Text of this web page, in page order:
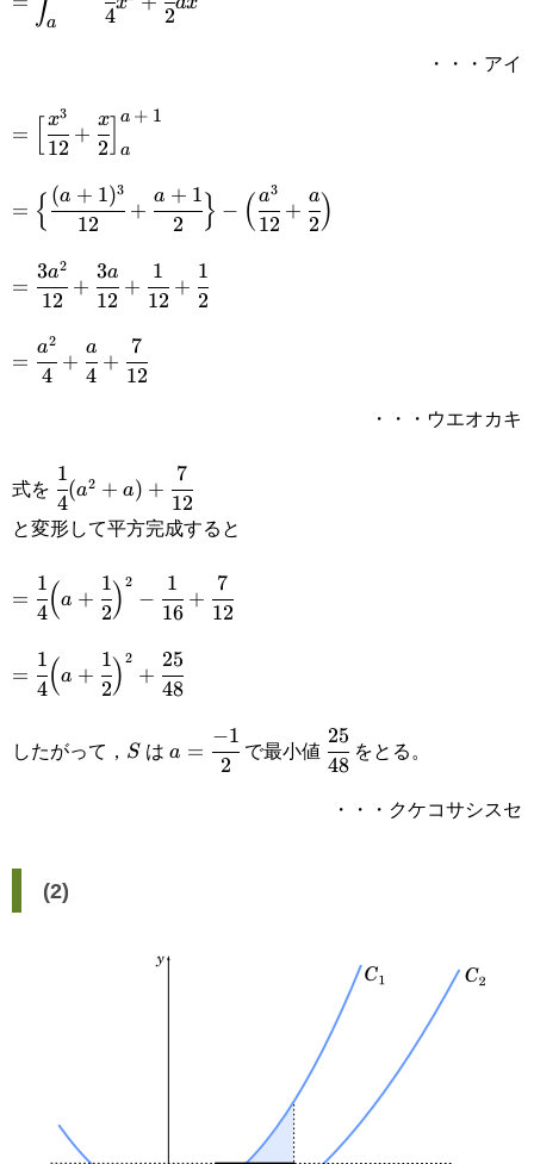
{4}x^2+\cfrac{1}{2}dx
a 4 2
・・・アイ
=\Big[\cfrac{x^3}{12}+\cfrac{x}
{2}\Big]_{\small{a}}^{\small{a+1}}
=
12
x3
+
2
x] a
a + 1
=\Big\
{\cfrac{(a+1)^3}
{12}+\cfrac{a+1}
\Big(\cfrac{a^3}
= { 12
(a + 1)3
+
2
a + 1} − ( 12
a3
+
2
a)
=\cfrac{3a^2}
{12}+\cfrac{3a}
{12}+\cfrac{1}
=
12
3a2
+
12
3a
+
12
1
+
2
1
=\cfrac{a^2}
{4}+\cfrac{a}
=
4
a2
+
4
a
+
12
7
・・・ウエオカキ
式を \cfrac{1}{4}
(a^2+a)+\cfrac{7}
4
1
(a2 + a) +
12
7
と変形して平方完成すると
=\cfrac{1}
{4}\Big(a+\cfrac{1}
{2}\Big)^2-
{16}+\cfrac{7}{12}
=
4
1(a +
2
1) 2
−
16
1
+
12
7
=\cfrac{1}
{4}\Big(a+\cfrac{1}
{2}\Big)^2+\cfrac{25}
=
4
1(a +
2
1) 2
+
48
25
したがって， S
S は
a=\cfrac{-1}
a =
2
−1
で最小値 \cfrac{25}
{48}
48
25
をとる。
・・・クケコサシスセ
(2)